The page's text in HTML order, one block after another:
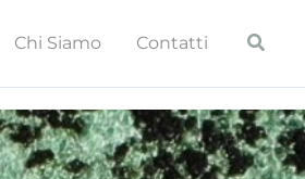
Chi Siamo Contatti Cerca